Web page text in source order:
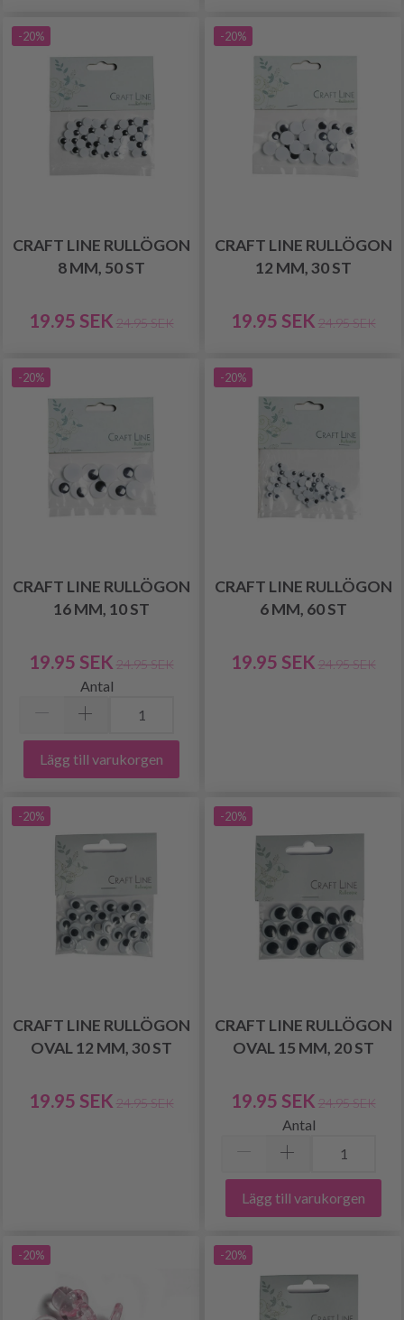
-20%
CRAFT LINE RULLÖGON
8 MM, 50 ST
19.95 SEK 24.95 SEK
-20%
CRAFT LINE RULLÖGON
12 MM, 30 ST
19.95 SEK 24.95 SEK
-20%
CRAFT LINE RULLÖGON
16 MM, 10 ST
19.95 SEK 24.95 SEK
Antal
Lägg till varukorgen
-20%
CRAFT LINE RULLÖGON
6 MM, 60 ST
19.95 SEK 24.95 SEK
-20%
CRAFT LINE RULLÖGON
OVAL 12 MM, 30 ST
19.95 SEK 24.95 SEK
-20%
CRAFT LINE RULLÖGON
OVAL 15 MM, 20 ST
19.95 SEK 24.95 SEK
Antal
Lägg till varukorgen
-20% -20%